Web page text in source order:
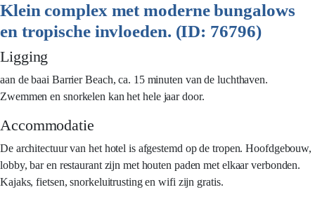
Klein complex met moderne bungalows
en tropische invloeden. (ID: 76796)
Ligging
aan de baai Barrier Beach, ca. 15 minuten van de luchthaven.
Zwemmen en snorkelen kan het hele jaar door.
Accommodatie
De architectuur van het hotel is afgestemd op de tropen. Hoofdgebouw,
lobby, bar en restaurant zijn met houten paden met elkaar verbonden.
Kajaks, fietsen, snorkeluitrusting en wifi zijn gratis.